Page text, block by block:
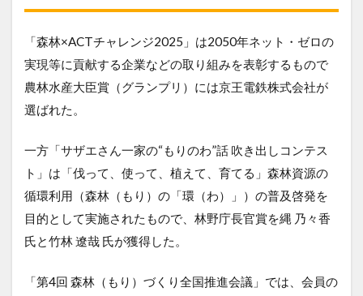
「森林×ACTチャレンジ2025」は2050年ネット・ゼロの
実現等に貢献する企業などの取り組みを表彰するもので
農林水産大臣賞（グランプリ）には京王電鉄株式会社が
選ばれた。
一方「サザエさん一家の“もりのわ”話 吹き出しコンテス
ト」は「伐って、使って、植えて、育てる」森林資源の
循環利用（森林（もり）の「環（わ）」）の普及啓発を
目的として実施されたもので、林野庁長官賞を縄 乃々香
氏と竹林 遼哉 氏が獲得した。
「第4回 森林（もり）づくり全国推進会議」では、会員の